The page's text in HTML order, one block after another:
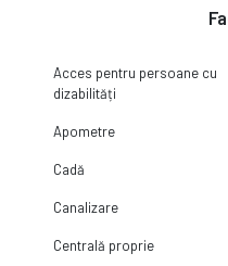
Acces pentru persoane cu
dizabilități
Apometre
Cadă
Canalizare
Centrală proprie